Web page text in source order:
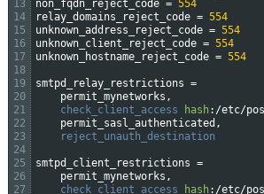
13
14
15
16
17
18
19
20
21
22
23
24
25
26
27
non_fqdn_reject_code = 554
relay_domains_reject_code = 554
unknown_address_reject_code = 554
unknown_client_reject_code = 554
unknown_hostname_reject_code = 554
smtpd_relay_restrictions =
permit_mynetworks ,
check_client_access
hash : /etc/
permit_sasl_authenticated ,
reject_unauth_destination
smtpd_client_restrictions =
permit_mynetworks ,
check_client_access
hash : /etc/